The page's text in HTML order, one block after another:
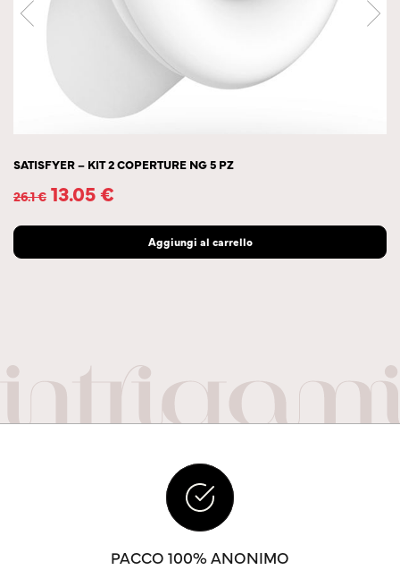
SATISFYER – KIT 2 COPERTURE NG 5 PZ
26.1€ 13.05€
Aggiungi al carrello
PACCO 100% ANONIMO